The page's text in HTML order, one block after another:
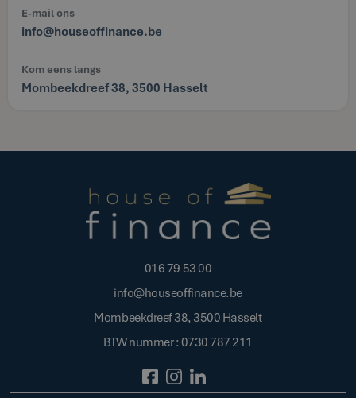
E-mail ons
info@houseoffinance.be
Kom eens langs
Mombeekdreef 38, 3500 Hasselt
016 79 53 00
info@houseoffinance.be
Mombeekdreef 38, 3500 Hasselt
BTW nummer : 0730 787 211